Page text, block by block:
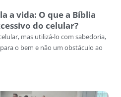
a vida: O que a Bíblia
do celular?
mas utilizá-lo com sabedoria,
o bem e não um obstáculo ao